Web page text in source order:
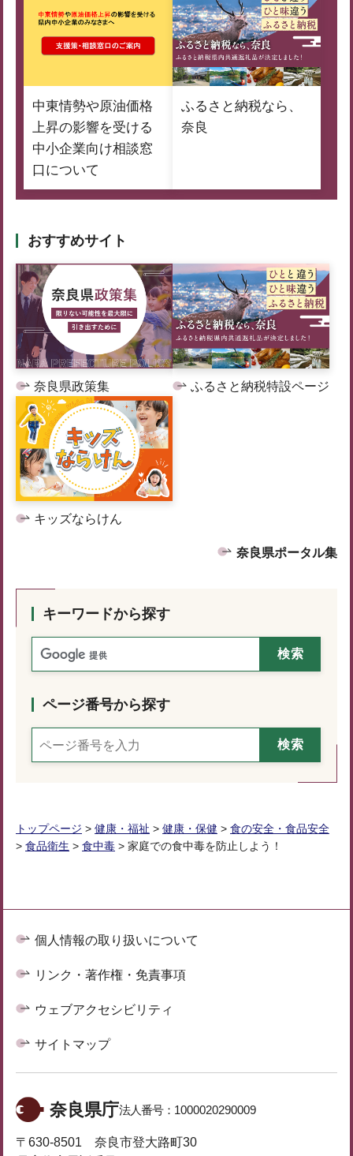
中東情勢や原油価格
上昇の影響を受ける
中小企業向け相談窓
口について
ふるさと納税なら、
奈良
おすすめサイト
奈良県政策集 ふるさと納税特設ページ
キッズならけん
奈良県ポータル集
キーワードから探す
ページ番号から探す
トップページ > 健康・福祉 > 健康・保健 > 食の安全・食品安全
> 食品衛生 > 食中毒 > 家庭での食中毒を防止しよう！
個人情報の取り扱いについて
リンク・著作権・免責事項
ウェブアクセシビリティ
サイトマップ
奈良県庁法人番号： 1000020290009
〒630-8501 奈良市登大路町30